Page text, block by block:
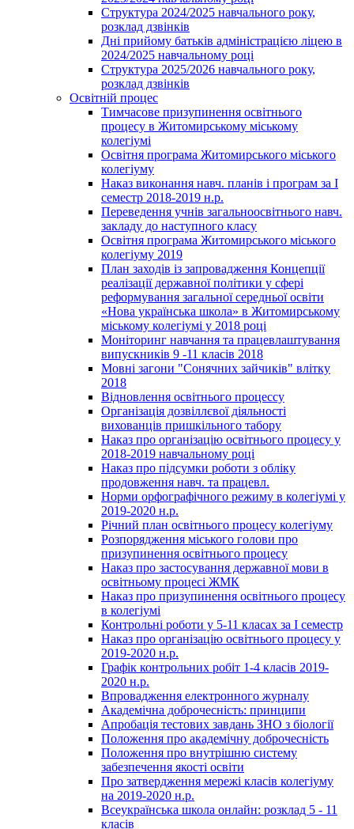
Структура 2024/2025 навчального року,
розклад дзвінків
Дні прийому батьків адміністрацією ліцею в
2024/2025 навчальному році
Структура 2025/2026 навчального року,
розклад дзвінків
Освітній процес
Тимчасове призупинення освітнього
процесу в Житомирському міському
колегіумі
Освітня програма Житомирського міського
колегіуму
Наказ виконання навч. планів і програм за І
семестр 2018-2019 н.р.
Переведення учнів загальноосвітнього навч.
закладу до наступного класу
Освітня програма Житомирського міського
колегіуму 2019
План заходів із запровадження Концепції
реалізації державної політики у сфері
реформування загальної середньої освіти
«Нова українська школа» в Житомирському
міському колегіумі у 2018 році
Моніторинг навчання та працевлаштування
випускників 9 -11 класів 2018
Мовні загони "Сонячних зайчиків" влітку
2018
Відновлення освітнього процессу
Організація дозвіллєвої діяльності
вихованців пришкільного табору
Наказ про організацію освітнього процесу у
2018-2019 навчальному році
Наказ про підсумки роботи з обліку
продовження навч. та працевл.
Норми орфографічного режиму в колегіумі у
2019-2020 н.р.
Річний план освітнього процесу колегіуму
Розпорядження міського голови про
призупинення освітнього процесу
Наказ про застосування державної мови в
освітньому процесі ЖМК
Наказ про призупинення освітнього процесу
в колегіумі
Контрольні роботи у 5-11 класах за І семестр
Наказ про організацію освітнього процесу у
2019-2020 н.р.
Графік контрольних робіт 1-4 класів 2019-
2020 н.р.
Впровадження електронного журналу
Академічна доброчесність: принципи
Апробація тестових завдань ЗНО з біології
Положення про академічну доброчесність
Положення про внутрішню систему
забезпечення якості освіти
Про затвердження мережі класів колегіуму
на 2019-2020 н.р.
Всеукраїнська школа онлайн: розклад 5 - 11
класів